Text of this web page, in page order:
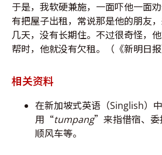
于是，我软硬兼施，一面吓他一面
有把屋子出租，常说那是他的朋友，
几天，没有长期住。不过很奇怪，
帮时，他就没有欠租。（《新明日
相关资料
在新加坡式英语（Singlish）
用“tumpang”来指借宿、委
顺风车等。